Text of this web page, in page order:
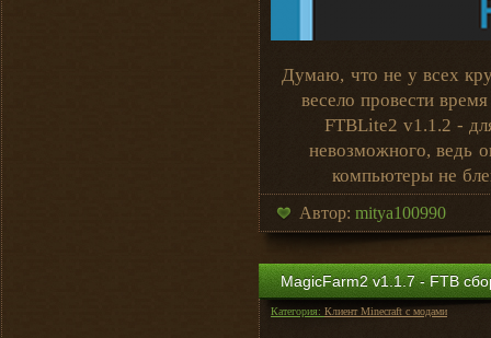
Думаю, что не у всех
весело провести
FTBLite2 v1.1.2 -
невозможного, ведь
компьютеры не
Автор: mitya100990
MagicFarm2 v1.1.7 - FTB
Категория: Клиент Minecraft с модами